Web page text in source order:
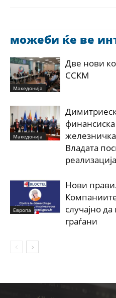
можеби ќе ве
Македонија
Две нови
ССКМ
Македонија
финансиска
Владата
Европа
Нови
случајно
граѓани